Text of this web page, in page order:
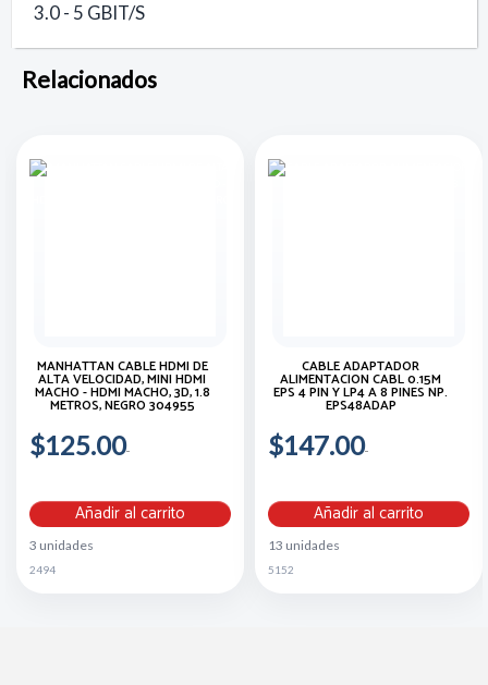
3.0 - 5 GBIT/S
Relacionados
MANHATTAN CABLE HDMI DE
ALTA VELOCIDAD, MINI HDMI
MACHO - HDMI MACHO, 3D, 1.8
METROS, NEGRO 304955
$125.00
Añadir al carrito
3 unidades
2494
CABLE ADAPTADOR
ALIMENTACION CABL 0.15M
EPS 4 PIN Y LP4 A 8 PINES NP.
EPS48ADAP
$147.00
Añadir al carrito
13 unidades
5152